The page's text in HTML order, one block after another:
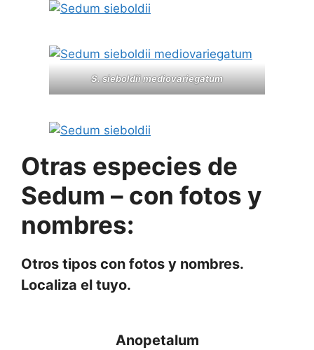
S. sieboldii mediovariegatum
Otras especies de
Sedum – con fotos y
nombres:
Otros tipos con fotos y nombres.
Localiza el tuyo.
Anopetalum